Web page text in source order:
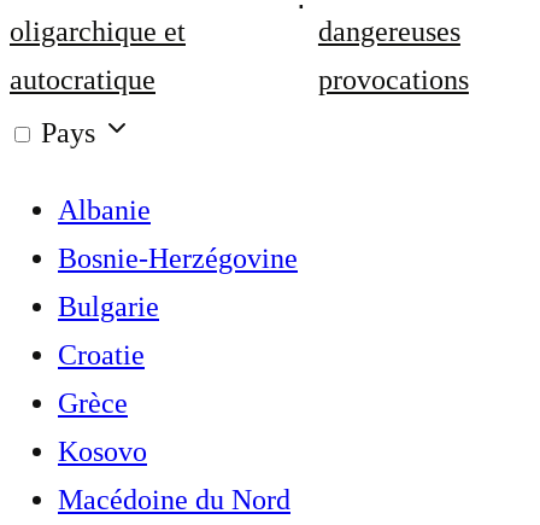
oligarchique et
autocratique
dangereuses
provocations
Pays
Albanie
Bosnie-Herzégovine
Bulgarie
Croatie
Grèce
Kosovo
Macédoine du Nord